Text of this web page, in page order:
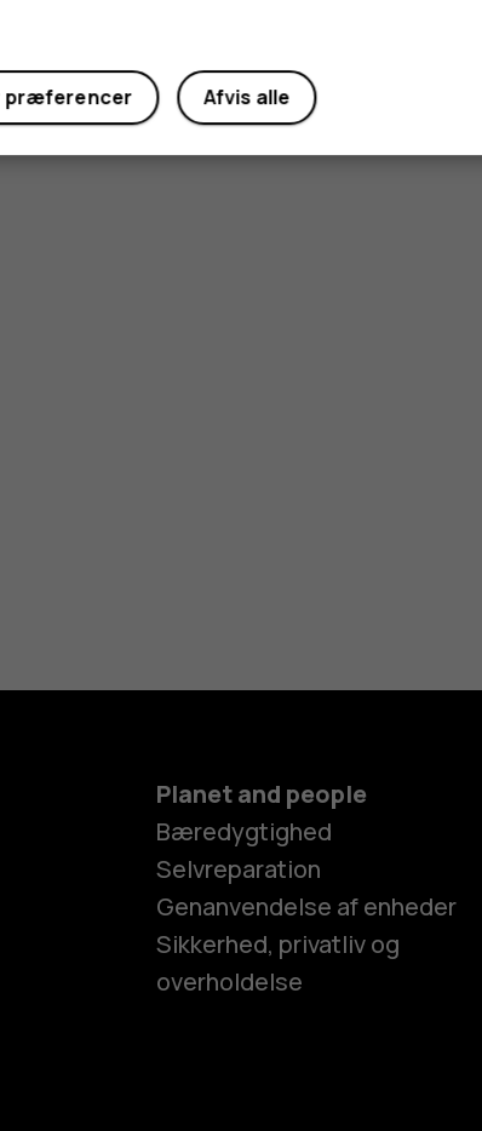
Planet and people
Bæredygtighed
Selvreparation
Genanvendelse af enheder
Sikkerhed, privatliv og
overholdelse
Afvis alle
præferencer